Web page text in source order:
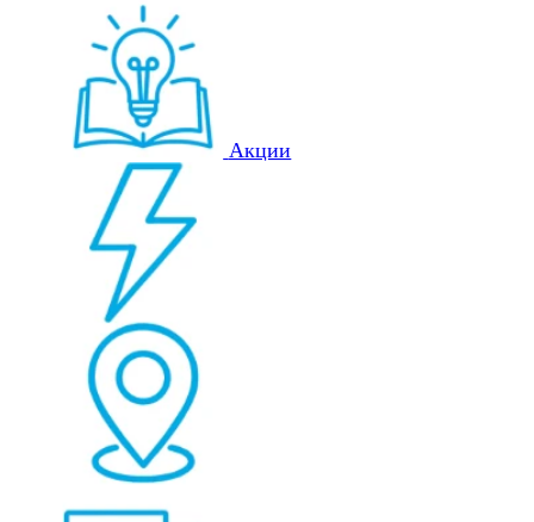
Акции